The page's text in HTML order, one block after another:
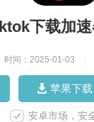
下载加
时间：2025-01-03
苹果下载
安卓市场，安